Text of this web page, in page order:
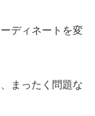
ディネートを変
まったく問題な